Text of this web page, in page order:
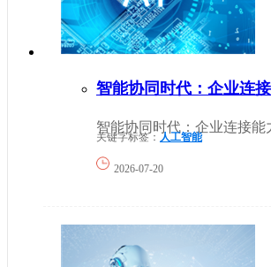
智能协同时代：企业连
智能协同时代：企业连接能
关键字标签： 人工智能
2026-07-20